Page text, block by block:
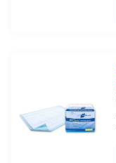
Filtern